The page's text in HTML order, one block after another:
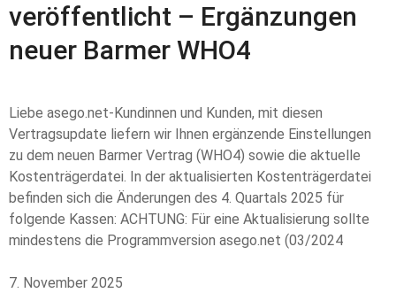
veröffentlicht – Ergänzungen
neuer Barmer WHO4
Liebe asego.net-Kundinnen und Kunden, mit diesen
Vertragsupdate liefern wir Ihnen ergänzende Einstellungen
zu dem neuen Barmer Vertrag (WHO4) sowie die aktuelle
Kostenträgerdatei. In der aktualisierten Kostenträgerdatei
befinden sich die Änderungen des 4. Quartals 2025 für
folgende Kassen: ACHTUNG: Für eine Aktualisierung sollte
mindestens die Programmversion asego.net (03/2024
7. November 2025